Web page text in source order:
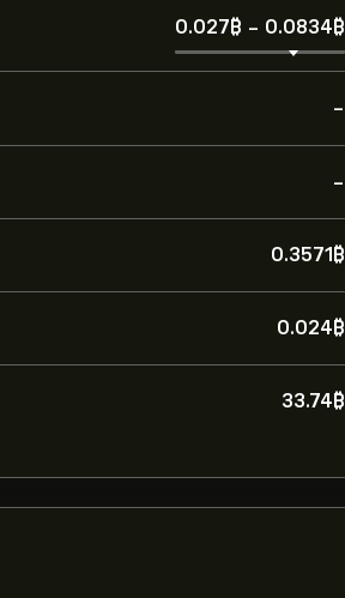
0.027‎₿‎ - 0.0834‎₿‎
-
-
0.3571‎₿‎
0.024‎₿‎
33.74‎₿‎